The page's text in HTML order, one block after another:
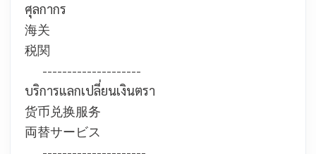
ศุลกากร
海关
税関
--------------------
บริการแลกเปลี่ยนเงินตรา
货币兑换服务
両替サービス